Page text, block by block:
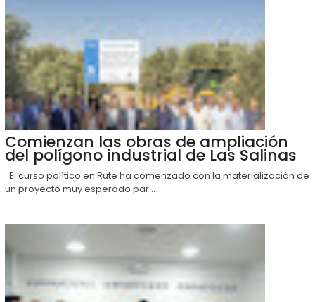
Comienzan las obras de ampliación
del polígono industrial de Las Salinas
El curso político en Rute ha comenzado con la materialización de
un proyecto muy esperado par...